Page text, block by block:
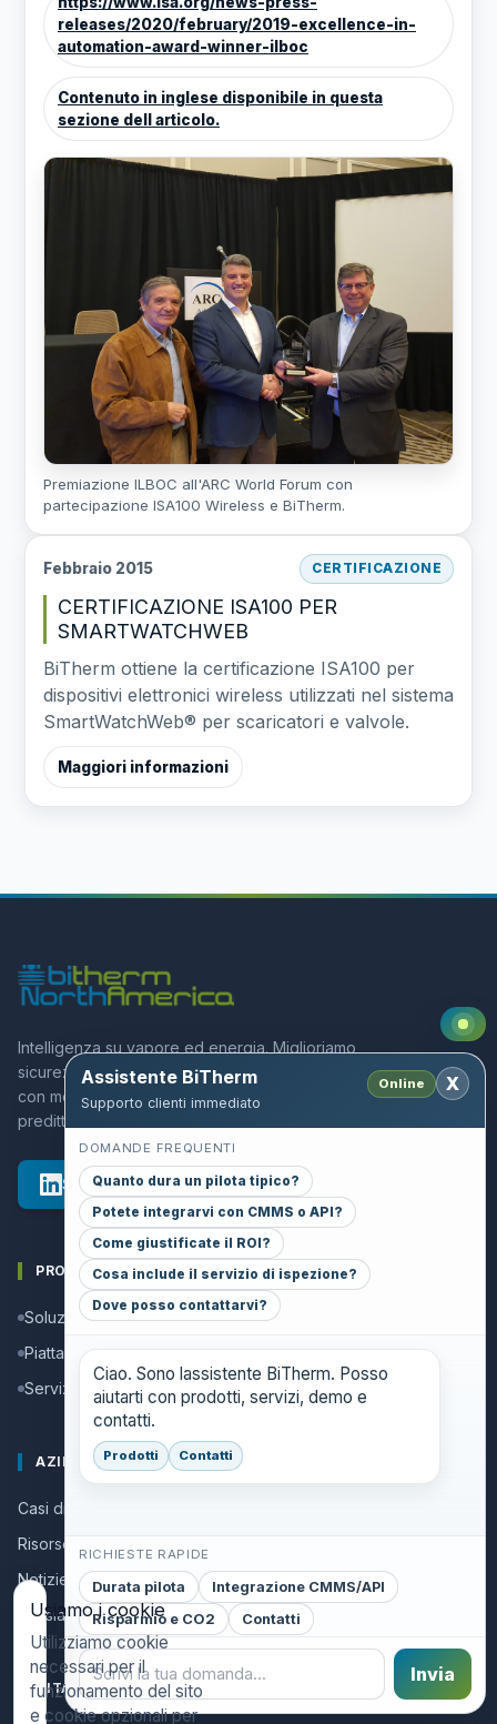
releases/2020/february/2019-excellence-in-
automation-award-winner-ilboc
Contenuto in inglese disponibile in questa
sezione dell articolo.
Premiazione ILBOC all'ARC World Forum con
partecipazione ISA100 Wireless e BiTherm.
Febbraio 2015 CERTIFICAZIONE
CERTIFICAZIONE ISA100 PER
SMARTWATCHWEB
BiTherm ottiene la certificazione ISA100 per
dispositivi elettronici wireless utilizzati nel sistema
SmartWatchWeb® per scaricatori e valvole.
Maggiori informazioni
Intelligenza su vapore ed energia. Miglioriamo
sicurezza ed efficienza degli impianti industriali
con monitoraggio esperto e diagnostica
predittiva.
Seguici su LinkedIn
PRODOTTI
Soluzioni
Piattaforma
Servizi
AZIENDA
Casi di successo
Risorse e guide
Notizie
Chi siamo
CONTACT
Assistente BiTherm
Supporto clienti immediato
Online X
DOMANDE FREQUENTI
Quanto dura un pilota tipico?
Potete integrarvi con CMMS o API?
Come giustificate il ROI?
Cosa include il servizio di ispezione?
Dove posso contattarvi?
Ciao. Sono lassistente BiTherm. Posso
aiutarti con prodotti, servizi, demo e
contatti.
Prodotti Contatti
RICHIESTE RAPIDE
Durata pilota
Integrazione CMMS/API
Risparmio e CO2
Contatti
Invia
Usiamo i cookie
Utilizziamo cookie
necessari per il
funzionamento del sito
e cookie opzionali per